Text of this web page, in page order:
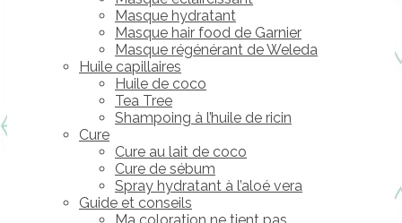
Masque hydratant
Masque hair food de Garnier
Masque régénérant de Weleda
Huile capillaires
Huile de coco
Tea Tree
Shampoing à l’huile de ricin
Cure
Cure au lait de coco
Cure de sébum
Spray hydratant à l’aloé vera
Guide et conseils